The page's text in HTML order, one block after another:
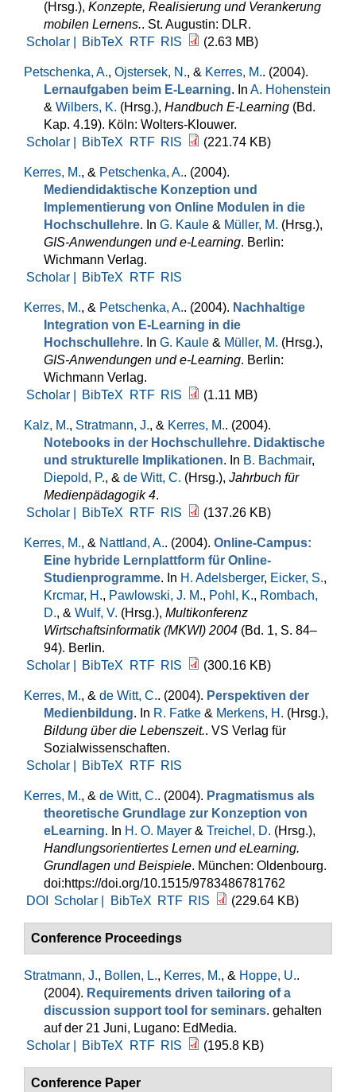
(Hrsg.), Konzepte, Realisierung und Verankerung
mobilen Lernens.. St. Augustin: DLR.
Scholar |
BibTeX RTF RIS (2.63 MB)
Petschenka, A., Ojstersek, N., & Kerres, M.. (2004).
Lernaufgaben beim E-Learning. In A. Hohenstein
& Wilbers, K. (Hrsg.), Handbuch E-Learning (Bd.
Kap. 4.19). Köln: Wolters-Klouwer.
Scholar |
BibTeX RTF RIS (221.74 KB)
Kerres, M., & Petschenka, A.. (2004).
Mediendidaktische Konzeption und
Implementierung von Online Modulen in die
Hochschullehre. In G. Kaule & Müller, M. (Hrsg.),
GIS-Anwendungen und e-Learning. Berlin:
Wichmann Verlag.
Scholar |
BibTeX RTF RIS
Kerres, M., & Petschenka, A.. (2004). Nachhaltige
Integration von E-Learning in die
Hochschullehre. In G. Kaule & Müller, M. (Hrsg.),
GIS-Anwendungen und e-Learning. Berlin:
Wichmann Verlag.
Scholar |
BibTeX RTF RIS (1.11 MB)
Kalz, M., Stratmann, J., & Kerres, M.. (2004).
Notebooks in der Hochschullehre. Didaktische
und strukturelle Implikationen. In B. Bachmair,
Diepold, P., & de Witt, C. (Hrsg.), Jahrbuch für
Medienpädagogik 4.
Scholar |
BibTeX RTF RIS (137.26 KB)
Kerres, M., & Nattland, A.. (2004). Online-Campus:
Eine hybride Lernplattform für Online-
Studienprogramme. In H. Adelsberger, Eicker, S.,
Krcmar, H., Pawlowski, J. M., Pohl, K., Rombach,
D., & Wulf, V. (Hrsg.), Multikonferenz
Wirtschaftsinformatik (MKWI) 2004 (Bd. 1, S. 84–
94). Berlin.
Scholar |
BibTeX RTF RIS (300.16 KB)
Kerres, M., & de Witt, C.. (2004). Perspektiven der
Medienbildung. In R. Fatke & Merkens, H. (Hrsg.),
Bildung über die Lebenszeit.. VS Verlag für
Sozialwissenschaften.
Scholar |
BibTeX RTF RIS
Kerres, M., & de Witt, C.. (2004). Pragmatismus als
theoretische Grundlage zur Konzeption von
eLearning. In H. O. Mayer & Treichel, D. (Hrsg.),
Handlungsorientiertes Lernen und eLearning.
Grundlagen und Beispiele. München: Oldenbourg.
doi:https://doi.org/10.1515/9783486781762
DOI
Scholar | BibTeX RTF RIS (229.64 KB)
Conference Proceedings
Stratmann, J., Bollen, L., Kerres, M., & Hoppe, U..
(2004). Requirements driven tailoring of a
discussion support tool for seminars. gehalten
auf der 21 Juni, Lugano: EdMedia.
Scholar |
BibTeX RTF RIS (195.8 KB)
Conference Paper